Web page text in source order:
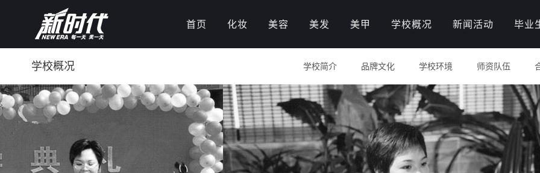
首页 化妆 美容 美发 美甲 学校概况 新闻活动 毕业
学校概况 学校简介 品牌文化 学校环境 师资队伍